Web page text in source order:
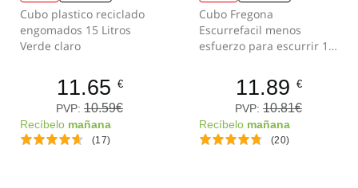
Cubo plastico reciclado
engomados 15 Litros
Verde claro
11.65 €
PVP: 10.59€
Recíbelo mañana
(17)
Cubo Fregona
Escurrefacil menos
esfuerzo para escurrir 14
11.89 €
PVP: 10.81€
Recíbelo mañana
(20)